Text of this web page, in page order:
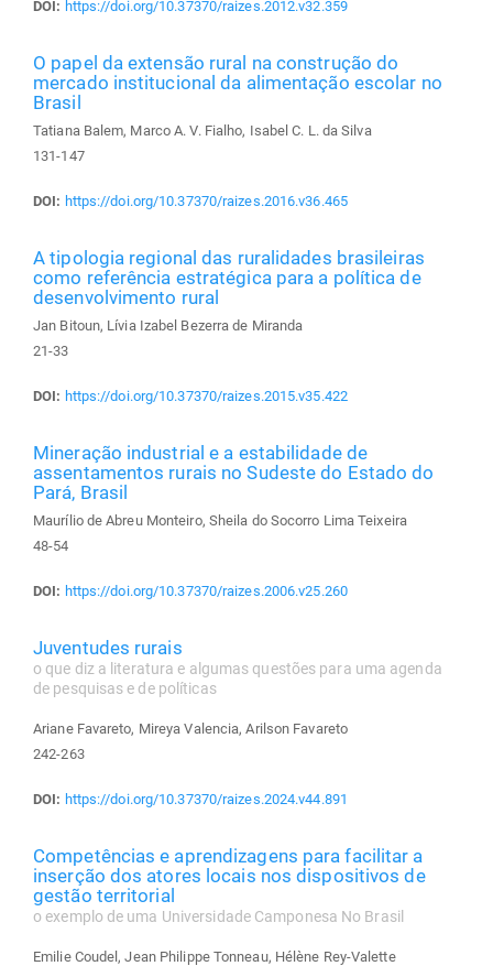
DOI: https://doi.org/10.37370/raizes.2012.v32.359
O papel da extensão rural na construção do
mercado institucional da alimentação escolar no
Brasil
Tatiana Balem, Marco A. V. Fialho, Isabel C. L. da Silva
131-147
DOI: https://doi.org/10.37370/raizes.2016.v36.465
A tipologia regional das ruralidades brasileiras
como referência estratégica para a política de
desenvolvimento rural
Jan Bitoun, Lívia Izabel Bezerra de Miranda
21-33
DOI: https://doi.org/10.37370/raizes.2015.v35.422
Mineração industrial e a estabilidade de
assentamentos rurais no Sudeste do Estado do
Pará, Brasil
Maurílio de Abreu Monteiro, Sheila do Socorro Lima Teixeira
48-54
DOI: https://doi.org/10.37370/raizes.2006.v25.260
Juventudes rurais
o que diz a literatura e algumas questões para uma agenda
de pesquisas e de políticas
Ariane Favareto, Mireya Valencia, Arilson Favareto
242-263
DOI: https://doi.org/10.37370/raizes.2024.v44.891
Competências e aprendizagens para facilitar a
inserção dos atores locais nos dispositivos de
gestão territorial
o exemplo de uma Universidade Camponesa No Brasil
Emilie Coudel, Jean Philippe Tonneau, Hélène Rey-Valette